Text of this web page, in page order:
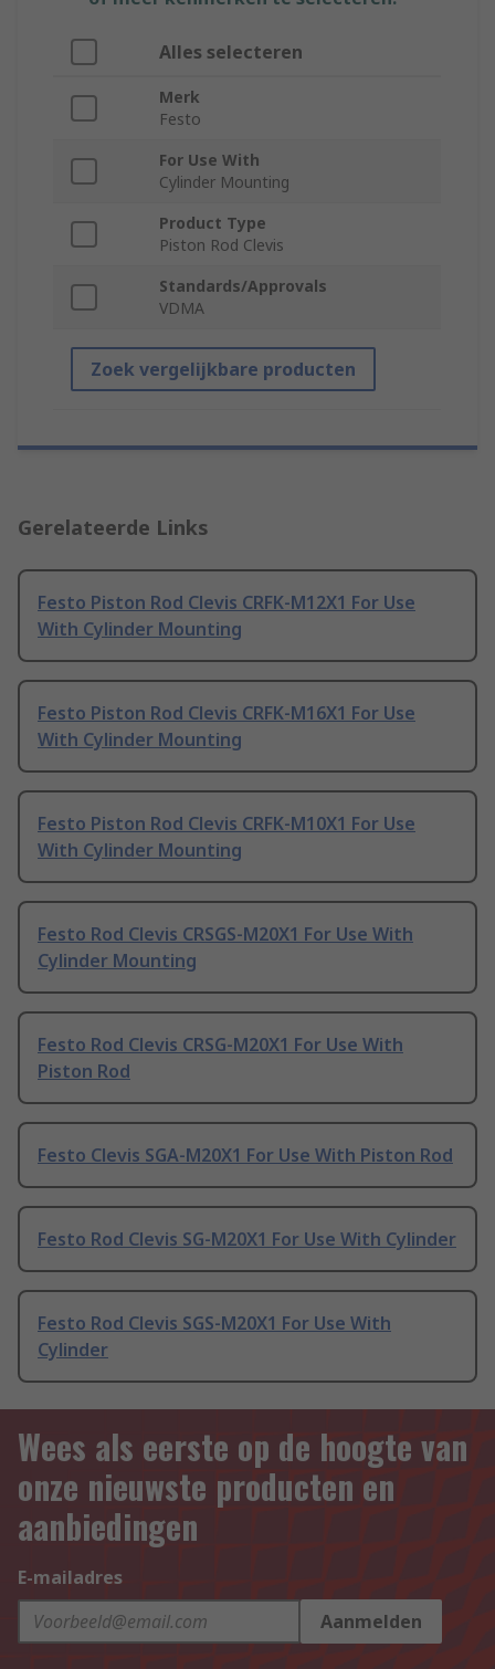
Alles selecteren
Merk
Festo
For Use With
Cylinder Mounting
Product Type
Piston Rod Clevis
Standards/Approvals
VDMA
Zoek vergelijkbare producten
Gerelateerde Links
Festo Piston Rod Clevis CRFK-M12X1 For Use
With Cylinder Mounting
Festo Piston Rod Clevis CRFK-M16X1 For Use
With Cylinder Mounting
Festo Piston Rod Clevis CRFK-M10X1 For Use
With Cylinder Mounting
Festo Rod Clevis CRSGS-M20X1 For Use With
Cylinder Mounting
Festo Rod Clevis CRSG-M20X1 For Use With
Piston Rod
Festo Clevis SGA-M20X1 For Use With Piston Rod
Festo Rod Clevis SG-M20X1 For Use With Cylinder
Festo Rod Clevis SGS-M20X1 For Use With
Cylinder
Wees als eerste op de hoogte van
onze nieuwste producten en
aanbiedingen
E-mailadres
Aanmelden